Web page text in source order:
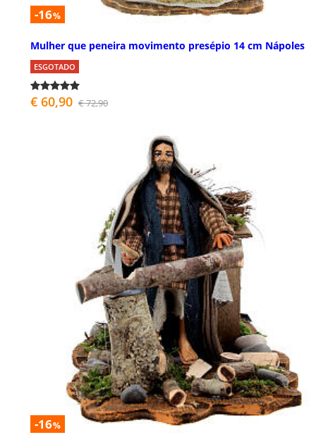
-16%
Mulher que peneira movimento presépio 14 cm Nápoles
ESGOTADO
€ 60,90 € 72,90
-16%